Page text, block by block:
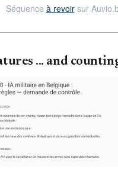
Séquence à revoir sur
... and